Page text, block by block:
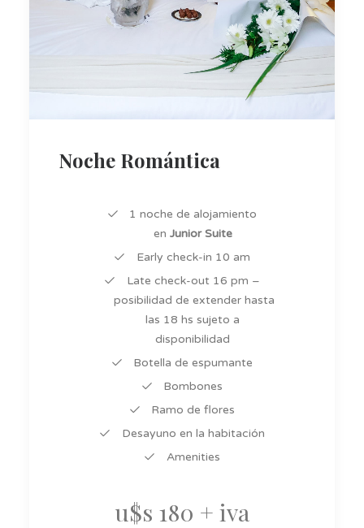
Noche Romántica
1 noche de alojamiento
en Junior Suite
Early check-in 10 am
Late check-out 16 pm –
posibilidad de extender hasta
las 18 hs sujeto a
disponibilidad
Botella de espumante
Bombones
Ramo de flores
Desayuno en la habitación
Amenities
u$s 180 + iva